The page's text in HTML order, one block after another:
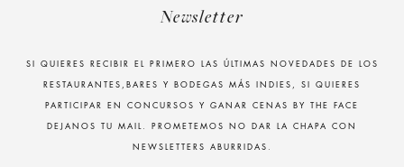
Newsletter
SI QUIERES RECIBIR EL PRIMERO LAS ÚLTIMAS NOVEDADES DE LOS
RESTAURANTES,BARES Y BODEGAS MÁS INDIES, SI QUIERES
PARTICIPAR EN CONCURSOS Y GANAR CENAS BY THE FACE
DEJANOS TU MAIL. PROMETEMOS NO DAR LA CHAPA CON
NEWSLETTERS ABURRIDAS.